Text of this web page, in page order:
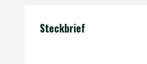
Steckbrief